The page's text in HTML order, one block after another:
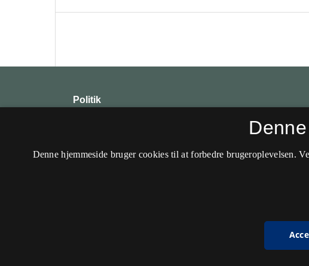
Politik
Tidsskrifter udkommer ikke længere.
Denne hjemmeside bruger cookies til at forbedre brugeroplevelsen.